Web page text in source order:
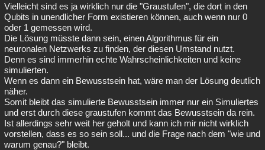
Vielleicht sind es ja wirklich nur die "Graustufen", die dort in den
Qubits in unendlicher Form existieren können, auch wenn nur 0
oder 1 gemessen wird.
Die Lösung müsste dann sein, einen Algorithmus für ein
neuronalen Netzwerks zu finden, der diesen Umstand nutzt.
Denn es sind immerhin echte Wahrscheinlichkeiten und keine
simulierten.
Wenn es dann ein Bewusstsein hat, wäre man der Lösung deutlich
näher.
Somit bleibt das simulierte Bewusstsein immer nur ein Simuliertes
und erst durch diese graustufen kommt das Bewusstsein da rein.
Ist allerdings sehr weit her geholt und kann ich mir nicht wirklich
vorstellen, dass es so sein soll... und die Frage nach dem "wie und
warum genau?" bleibt.